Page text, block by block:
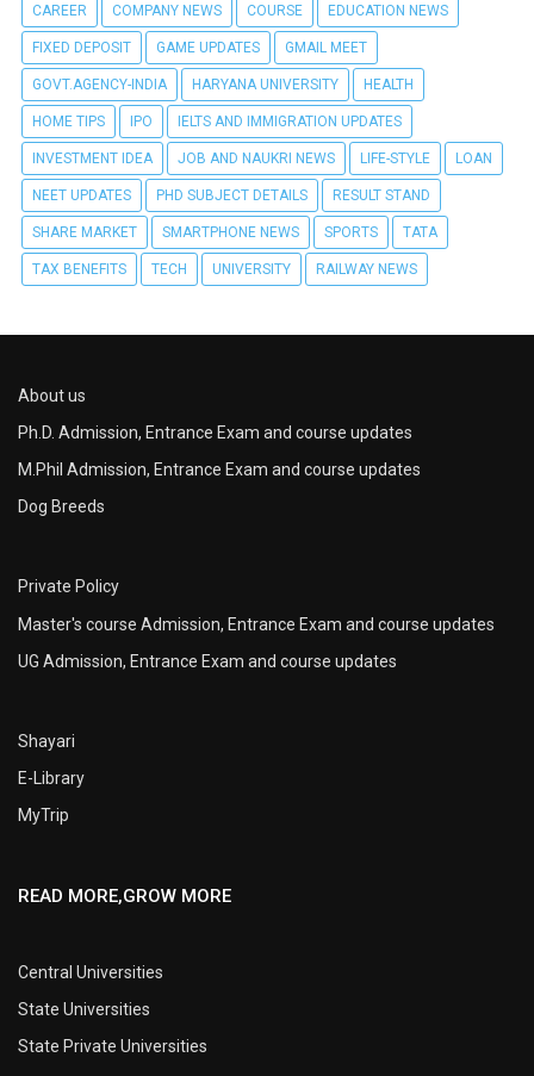
CAREER COMPANY NEWS COURSE EDUCATION NEWS
FIXED DEPOSIT GAME UPDATES GMAIL MEET
GOVT.AGENCY-INDIA HARYANA UNIVERSITY HEALTH
HOME TIPS IPO IELTS AND IMMIGRATION UPDATES
INVESTMENT IDEA JOB AND NAUKRI NEWS LIFE-STYLE LOAN
NEET UPDATES PHD SUBJECT DETAILS RESULT STAND
SHARE MARKET SMARTPHONE NEWS SPORTS TATA
TAX BENEFITS TECH UNIVERSITY RAILWAY NEWS
About us
Ph.D. Admission, Entrance Exam and course updates
M.Phil Admission, Entrance Exam and course updates
Dog Breeds
Private Policy
Master's course Admission, Entrance Exam and course updates
UG Admission, Entrance Exam and course updates
Shayari
E-Library
MyTrip
READ MORE,GROW MORE
Central Universities
State Universities
State Private Universities